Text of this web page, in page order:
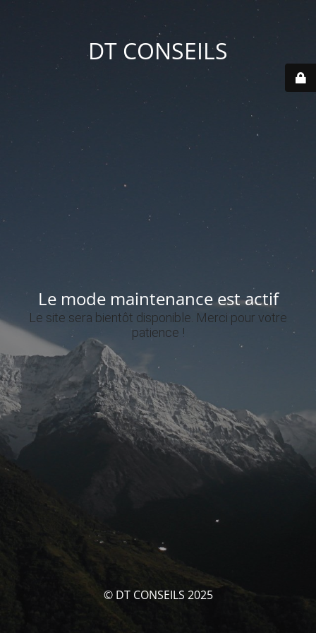
DT CONSEILS
Le mode maintenance est actif
Le site sera bientôt disponible. Merci pour votre
patience !
© DT CONSEILS 2025